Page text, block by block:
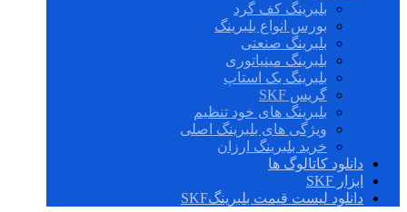
بلبرینگ کف گرد
بورس انواع بلبرینگ
بلبرینگ صنعتی
بلبرینگ مینیاتوری
بلبرینگ بک استاپ
گریس SKF
بلبرینگ های خود تنظیم
ویژگی های بلبرینگ اصلی
خرید بلبرینگ ارزان
دانلود کاتالوگ ها
ابزار SKF
دانلود لیست قیمت بلبرینگSKF